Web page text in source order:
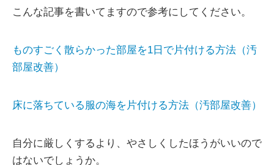
こんな記事を書いてますので参考にしてください。
ものすごく散らかった部屋を1日で片付ける方法（汚
部屋改善）
床に落ちている服の海を片付ける方法（汚部屋改善）
自分に厳しくするより、やさしくしたほうがいいので
はないでしょうか。